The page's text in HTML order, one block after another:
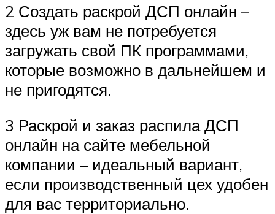
2 Создать раскрой ДСП онлайн –
здесь уж вам не потребуется
загружать свой ПК программами,
которые возможно в дальнейшем и
не пригодятся.
3 Раскрой и заказ распила ДСП
онлайн на сайте мебельной
компании – идеальный вариант,
если производственный цех удобен
для вас территориально.